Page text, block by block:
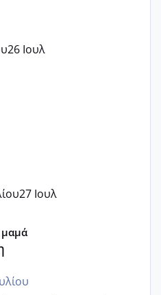
ιδιωτικό παιδικό στ
26 Ιουλ
27 Ιουλ